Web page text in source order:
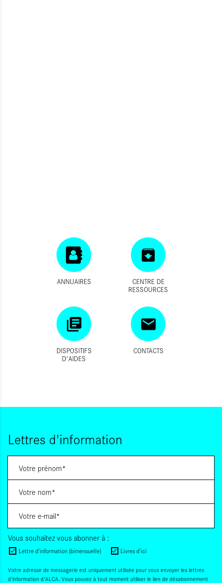
ANNUAIRES
CENTRE DE
RESSOURCES
DISPOSITIFS
D'AIDES
CONTACTS
Lettres d'information
Vous souhaitez vous abonner à :
Lettre d'information (bimensuelle) Livres d'ici
Votre adresse de messagerie est uniquement utilisée pour vous envoyer les lettres
d'information d'ALCA. Vous pouvez à tout moment utiliser le lien de désabonnement